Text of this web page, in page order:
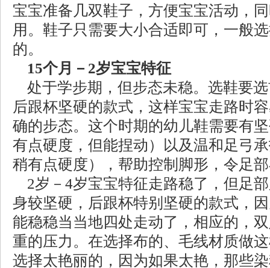
宝宝准备几双鞋子，方便宝宝活动，
用。鞋子只需要大小合适即可，一般
的。
15个月－2岁宝宝特征
处于学步期，但步态未稳。选鞋要
后跟杯坚硬的款式，这样宝宝走路时
确的步态。这个时期的幼儿鞋需要有
有点硬度，但能捏动）以及温和足弓
稍有点硬度），帮助控制脚形，令足
2岁－4岁宝宝特征走路稳了，但足
身较坚硬，后跟杯特别坚硬的款式，
能稳稳当当地四处走动了，相应的，
重的压力。在选择布的、毛线材质做
选择太艳丽的，因为如果太艳，那些